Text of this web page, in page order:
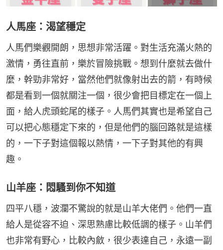
人馬座：渴望穩定
人馬們樂觀開朗，思想非常活躍。對生活充滿火熱的
激情，勇往直前，樂於冒險挑戰。想到什麼就去做什
麼，幹勁非常好，當然他們就像射出去的箭，有時候
都是看到一個就關注一個，很少會把目標定在一個上
面，給人虎頭蛇尾的樣子。人馬們其實也是希望自己
可以把心態穩定下來的，但是他們的腦回路就是這樣
的，一下子對這個報以熱情，一下子對其他的有興
趣。
山羊座：悶騷到你不知道
四平八穩，波瀾不驚說的就是山羊大佬們。他們一直
給人是從容不迫、深思熟慮比較低調的樣子。山羊們
也非常有野心，比較內斂，很少表達自己，永遠一副